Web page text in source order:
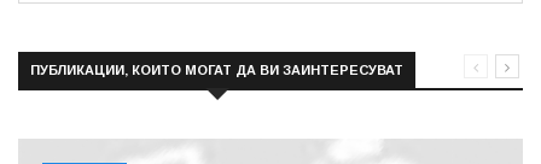
ПУБЛИКАЦИИ, КОИТО МОГАТ ДА ВИ ЗАИНТЕРЕСУВАТ